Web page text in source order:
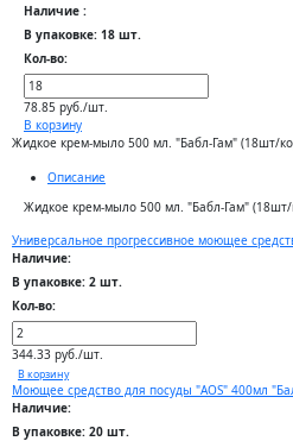
Наличие :
В упаковке: 18 шт.
Кол-во:
78.85 руб./шт.
В корзину
Жидкое крем-мыло 500 мл. "Бабл-Гам" (18шт/
Описание
Жидкое крем-мыло 500 мл. "Бабл-Гам" (18шт/
Универсальное прогрессивное моющее
Наличие:
В упаковке: 2 шт.
Кол-во:
344.33 руб./шт.
В корзину
Моющее средство для посуды "AOS" 400мл
Наличие:
В упаковке: 20 шт.